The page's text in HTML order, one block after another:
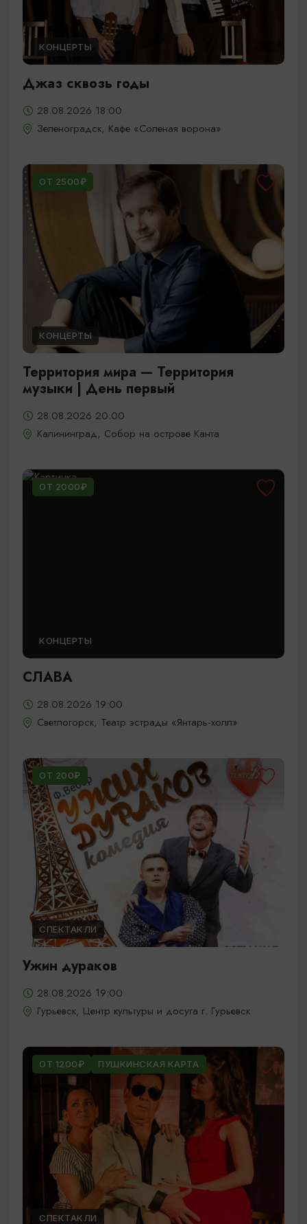
КОНЦЕРТЫ
Джаз сквозь годы
28.08.2026 18:00
Зеленоградск, Кафе «Соленая ворона»
ОТ 2500₽
КОНЦЕРТЫ
Территория мира — Территория
музыки | День первый
28.08.2026 20:00
Калининград, Собор на острове Канта
ОТ 2000₽
КОНЦЕРТЫ
СЛАВА
28.08.2026 19:00
Светлогорск, Театр эстрады «Янтарь-холл»
ОТ 200₽
СПЕКТАКЛИ
Ужин дураков
28.08.2026 19:00
Гурьевск, Центр культуры и досуга г. Гурьевск
ОТ 1200₽ ПУШКИНСКАЯ КАРТА
СПЕКТАКЛИ